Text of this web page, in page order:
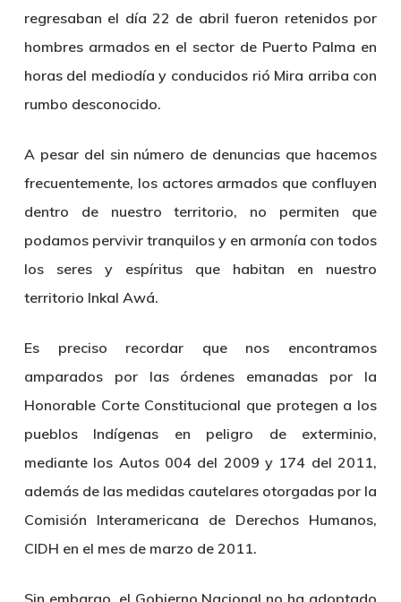
regresaban el día 22 de abril fueron retenidos por
hombres armados en el sector de Puerto Palma en
horas del mediodía y conducidos rió Mira arriba con
rumbo desconocido.
A pesar del sin número de denuncias que hacemos
frecuentemente, los actores armados que confluyen
dentro de nuestro territorio, no permiten que
podamos pervivir tranquilos y en armonía con todos
los seres y espíritus que habitan en nuestro
territorio Inkal Awá.
Es preciso recordar que nos encontramos
amparados por las órdenes emanadas por la
Honorable Corte Constitucional que protegen a los
pueblos Indígenas en peligro de exterminio,
mediante los Autos 004 del 2009 y 174 del 2011,
además de las medidas cautelares otorgadas por la
Comisión Interamericana de Derechos Humanos,
CIDH en el mes de marzo de 2011.
Sin embargo, el Gobierno Nacional no ha adoptado